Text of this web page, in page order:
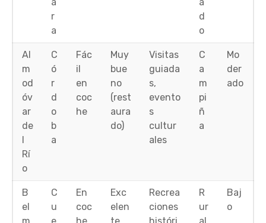
r
a
d
o
Al
m
od
óv
ar
de
l
Rí
o
C
ó
r
d
o
b
a
Fác
il
en
coc
he
Muy
bue
no
(rest
aura
do)
Visitas
guiada
s,
evento
s
cultur
ales
C
a
m
pi
ñ
a
Mo
der
ado
B
el
m
C
u
e
En
coc
he
Exc
elen
te
Recrea
ciones
históri
R
ur
al
Baj
o